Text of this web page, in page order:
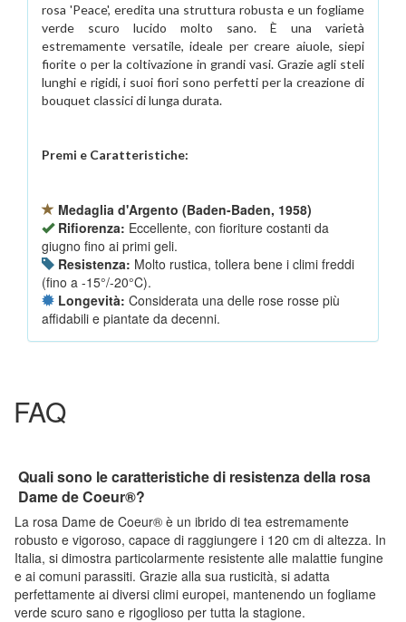
rosa 'Peace', eredita una struttura robusta e un fogliame
verde scuro lucido molto sano. È una varietà
estremamente versatile, ideale per creare aiuole, siepi
fiorite o per la coltivazione in grandi vasi. Grazie agli steli
lunghi e rigidi, i suoi fiori sono perfetti per la creazione di
bouquet classici di lunga durata.
Premi e Caratteristiche:
Medaglia d'Argento (Baden-Baden, 1958)
Rifiorenza: Eccellente, con fioriture costanti da
giugno fino ai primi geli.
Resistenza: Molto rustica, tollera bene i climi freddi
(fino a -15°/-20°C).
Longevità: Considerata una delle rose rosse più
affidabili e piantate da decenni.
FAQ
Quali sono le caratteristiche di resistenza della rosa
Dame de Coeur®?
La rosa Dame de Coeur® è un ibrido di tea estremamente
robusto e vigoroso, capace di raggiungere i 120 cm di altezza. In
Italia, si dimostra particolarmente resistente alle malattie fungine
e ai comuni parassiti. Grazie alla sua rusticità, si adatta
perfettamente ai diversi climi europei, mantenendo un fogliame
verde scuro sano e rigoglioso per tutta la stagione.